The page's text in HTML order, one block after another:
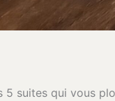
5 suites qui vous